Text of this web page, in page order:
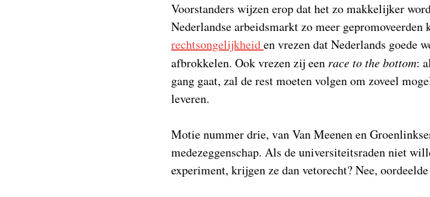
Voorstanders wijzen erop dat het zo makkelijker
Nederlandse arbeidsmarkt zo meer gepromoveerden
rechtsongelijkheiden vrezen dat Nederlands goede
afbrokkelen. Ook vrezen zij een race to the bottom:
gang gaat, zal de rest moeten volgen om zoveel
leveren.
Motie nummer drie, van Van Meenen en
medezeggenschap. Als de universiteitsraden niet
experiment, krijgen ze dan vetorecht? Nee,